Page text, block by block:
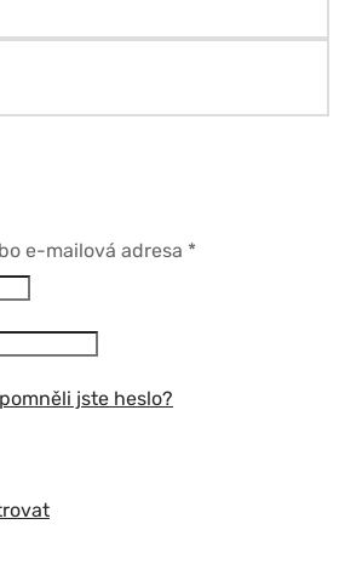
e-mailová adresa *Povinné
jste heslo?